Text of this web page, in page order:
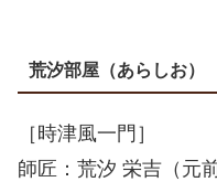
荒汐部屋（あらしお）
［時津風一門］
師匠：荒汐 栄吉（元